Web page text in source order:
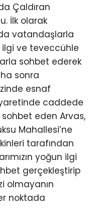
Çaldıran
İlk olarak
vatandaşlarla
ve teveccühle
sohbet ederek
sonra
esnaf
caddede
sohbet eden Arvas,
Mahallesi’ne
tarafından
yoğun ilgi
gerçekleştirip
olmayanın
noktada